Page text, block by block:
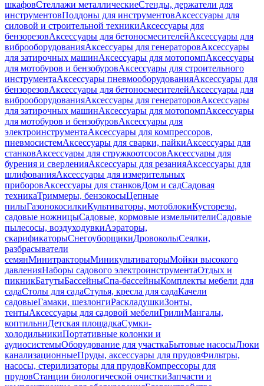
шкафовСтеллажи металлическиеСтенды, держатели для
инструментовПоддоны для инструментовАксессуары для
силовой и строительной техникиАксессуары для
бензорезовАксессуары для бетоносмесителейАксессуары для
виброоборудованияАксессуары для генераторовАксессуары
для затирочных машинАксессуары для мотопомпАксессуары
для мотобуров и бензобуровАксессуары для строительного
инструментаАксессуары пневмооборудованияАксессуары для
бензорезовАксессуары для бетоносмесителейАксессуары для
виброоборудованияАксессуары для генераторовАксессуары
для затирочных машинАксессуары для мотопомпАксессуары
для мотобуров и бензобуровАксессуары для
электроинструментаАксессуары для компрессоров,
пневмосистемАксессуары для сварки, пайкиАксессуары для
станковАксессуары для стружкоотсосовАксессуары для
бурения и сверленияАксессуары для резанияАксессуары для
шлифованияАксессуары для измерительных
приборовАксессуары для станковДом и садСадовая
техникаТриммеры, бензокосыЦепные
пилыГазонокосилкиКультиваторы, мотоблокиКусторезы,
садовые ножницыСадовые, кормовые измельчителиСадовые
пылесосы, воздуходувкиАэраторы,
скарификаторыСнегоуборщикиДровоколыСеялки,
разбрасыватели
семянМинитракторыМиникультиваторыМойки высокого
давленияНаборы садового электроинструментаОтдых и
пикникБатутыБассейныСпа-бассейныКомплекты мебели для
садаСтолы для садаСтулья, кресла для садаКачели
садовыеГамаки, шезлонгиРаскладушкиЗонты,
тентыАксессуары для садовой мебелиГрилиМангалы,
коптильниДетская площадкаСумки-
холодильникиПортативные колонки и
аудиосистемыОборудование для участкаБытовые насосыЛюки
канализационныеПруды, аксессуары для прудовФильтры,
насосы, стерилизаторы для прудовКомпрессоры для
прудовСтанции биологической очисткиЗапчасти и